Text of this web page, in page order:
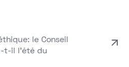
le Conseil
t-il l'été du